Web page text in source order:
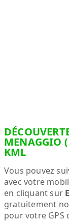
MENAGGIO
KML
Vous pouvez
avec votre
en cliquant sur
gratuitement
pour votre GPS